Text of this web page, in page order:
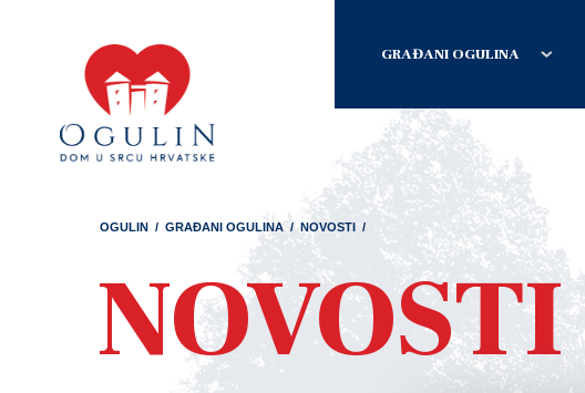
GRAĐANI OGULINA
OGULIN / GRAĐANI OGULINA / NOVOSTI /
NOVOSTI